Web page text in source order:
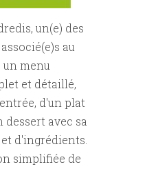
un(e) des
au
menu
et détaillé,
d'un plat
avec sa
d'ingrédients.
simplifiée de